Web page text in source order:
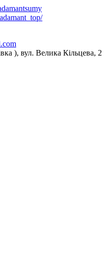
), вул. Велика Кільцева, 2